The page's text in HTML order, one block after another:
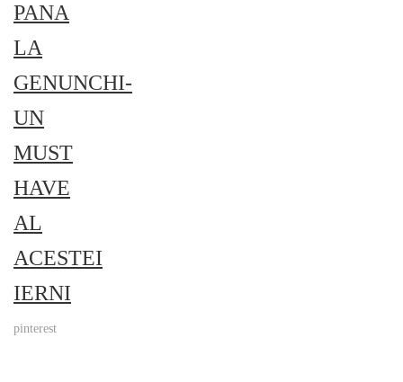
pinterest